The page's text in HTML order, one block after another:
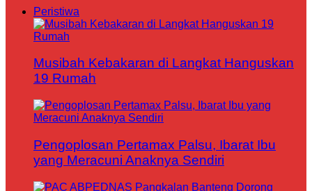
Peristiwa
Musibah Kebakaran di Langkat Hanguskan
19 Rumah
Pengoplosan Pertamax Palsu, Ibarat Ibu
yang Meracuni Anaknya Sendiri